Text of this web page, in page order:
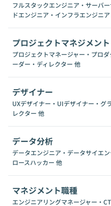
フルスタックエンジニア・サーバ
ドエンジニア・インフラエンジニア
プロジェクトマネジメント
プロジェクトマネージャー・プロ
ーダー・ディレクター 他
デザイナー
UXデザイナー・UIデザイナー・グ
レクター 他
データ分析
データエンジニア・データサイエ
ロースハッカー 他
マネジメント職種
エンジニアリングマネージャー・